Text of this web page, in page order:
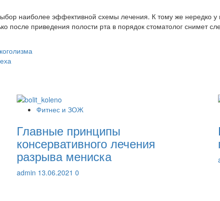
наиболее эффективной схемы лечения. К тому же нередко
после приведения полости рта в порядок стоматолог снимет
Фитнес и ЗОЖ
Главные принципы
консервативного лечения
разрыва мениска
admin 13.06.2021 0